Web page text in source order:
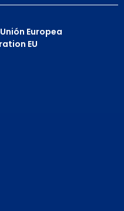
Europea
EU